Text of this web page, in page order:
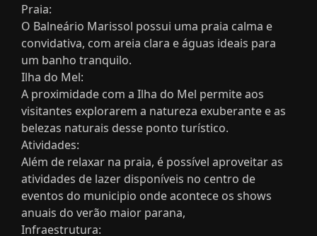
Praia:
O Balneário Marissol possui uma praia calma e
convidativa, com areia clara e águas ideais para
um banho tranquilo.
Ilha do Mel:
A proximidade com a Ilha do Mel permite aos
visitantes explorarem a natureza exuberante e as
belezas naturais desse ponto turístico.
Atividades:
Além de relaxar na praia, é possível aproveitar as
atividades de lazer disponíveis no centro de
eventos do municipio onde acontece os shows
anuais do verão maior parana,
Infraestrutura: